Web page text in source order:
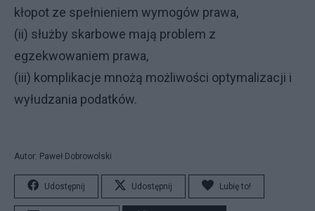
kłopot ze spełnieniem wymogów prawa,
(ii) służby skarbowe mają problem z
egzekwowaniem prawa,
(iii) komplikacje mnożą możliwości optymalizacji i
wyłudzania podatków.
Autor: Paweł Dobrowolski
Udostępnij Udostępnij Lubię to!